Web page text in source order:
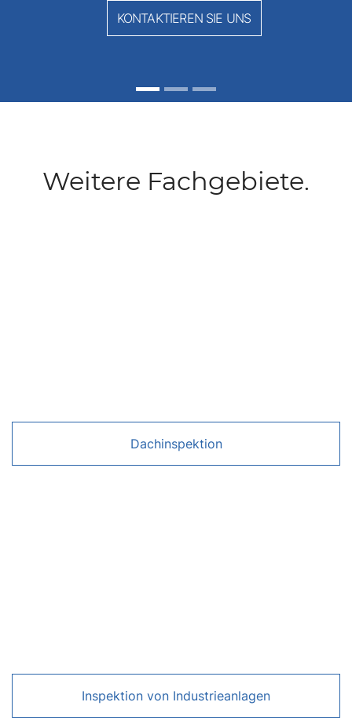
KONTAKTIEREN SIE UNS
Weitere Fachgebiete.
Dachinspektion
Inspektion von Industrieanlagen